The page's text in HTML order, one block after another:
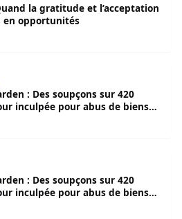
la gratitude et l’acceptation
en opportunités
: Des soupçons sur 420
inculpée pour abus de biens
: Des soupçons sur 420
inculpée pour abus de biens